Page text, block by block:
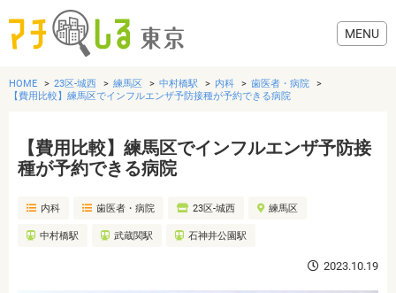
グルメ
美容・健康
HOME 23区-城西 練馬区 中村橋駅 内科
歯医者・病院
【費用比較】練馬区でインフルエンザ予防接種が予約できる病院
【費用比較】練馬区でインフルエンザ予防接
種が予約できる病院
内科 歯医者・病院 23区-城西 練馬区
中村橋駅 武蔵関駅 石神井公園駅
2023.10.19